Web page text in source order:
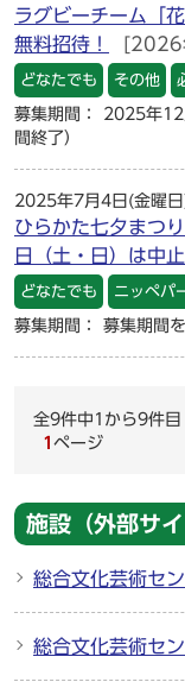
ラグビーチーム「
無料招待！
[2026
どなたでも その他
募集期間： 2025年
間終了）
2025年7月4日(金曜
ひらかた七夕まつ
日（土・日）は中
どなたでも ニッペパ
募集期間： 募集期間
全9件中1から9件目
1 ページ
施設（外部サ
総合文化芸術セ
総合文化芸術セ